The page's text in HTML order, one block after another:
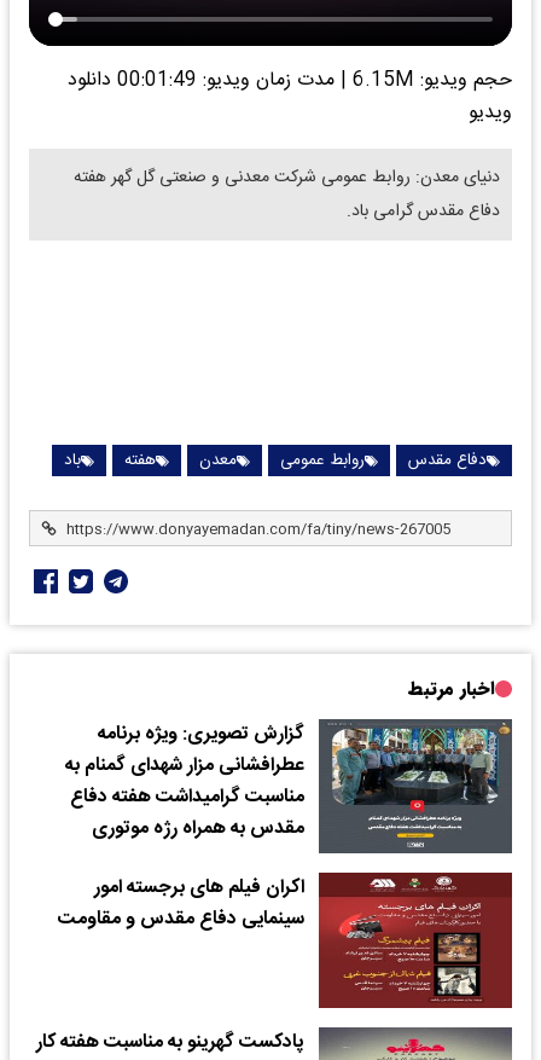
حجم ویدیو: 6.15M | مدت زمان ویدیو: 00:01:49
دانلود
ویدیو
دنیای معدن: روابط عمومی شرکت معدنی و صنعتی گل گهر هفته
دفاع مقدس گرامی باد.
دفاع مقدس روابط عمومی معدن هفته باد
اخبار مرتبط
گزارش تصویری: ویژه برنامه
عطرافشانی مزار شهدای گمنام به
مناسبت گرامیداشت هفته دفاع
مقدس به همراه رژه موتوری
اکران فیلم های برجسته امور
سینمایی دفاع مقدس و مقاومت
پادکست گهرینو به مناسبت هفته کار